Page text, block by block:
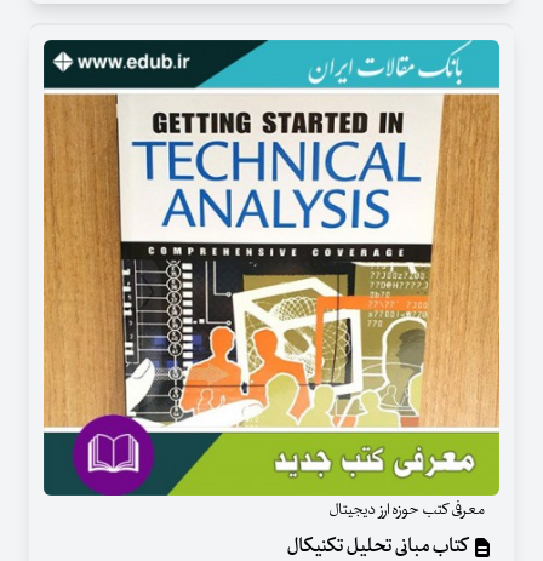
معرفی کتب حوزه ارز دیجیتال
کتاب مبانی تحلیل تکنیکال